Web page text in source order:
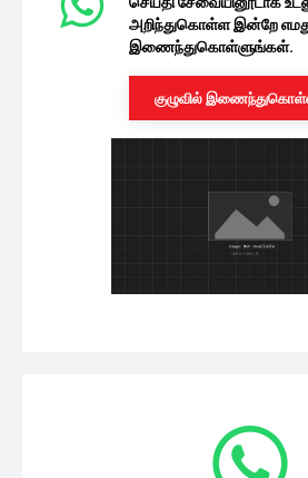
அறிந்துகொள்ள இன்றே எமது
இணைந்துகொள்ளுங்கள்.
குழுவில்